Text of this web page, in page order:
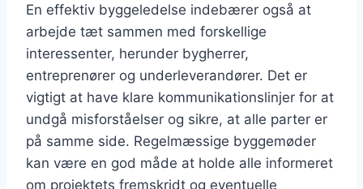
En effektiv byggeledelse indebærer også at
arbejde tæt sammen med forskellige
interessenter, herunder bygherrer,
entreprenører og underleverandører. Det er
vigtigt at have klare kommunikationslinjer for at
undgå misforståelser og sikre, at alle parter er
på samme side. Regelmæssige byggemøder
kan være en god måde at holde alle informeret
om projektets fremskridt og eventuelle